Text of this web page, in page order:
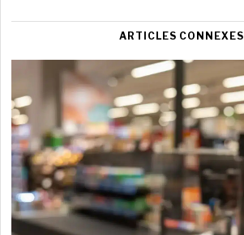
ARTICLES CONNEXES